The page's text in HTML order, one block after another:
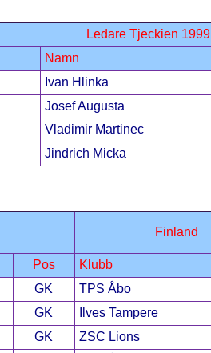
Ledare Tjeckien 1999
Namn
Ivan Hlinka
Josef Augusta
Vladimir Martinec
Jindrich Micka
Finland
Pos Klubb
GK TPS Åbo
GK Ilves Tampere
GK ZSC Lions